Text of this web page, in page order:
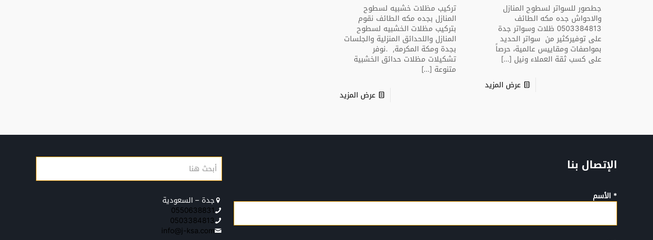
جطصور للسواتر لسطوح المنازل
والاحواش جده مكه الطائف
0503384813 ظلات وسواتر جدة
على توفيركثير من سواتر الحديد
بمواصفات ومقاييس عالمية، حرصاً
على كسب ثقة العملاء ونيل […]
عرض المزيد
تركيب مظلات خشبيه لسطوح
المنازل بجده مكه الطائف نقوم
بتركيب مظلات الخشبيه لسطوح
المنازل واللحدائق المنزلية والجلسات
بجدة ومكة المكرمة, .نوفر
تشكيلات مظلات حدائق الخشبية
متنوعة […]
عرض المزيد
الإتصال بنا
* الأسم جدة – السعودية
0550638831
0503384813
info@j-ksa.com